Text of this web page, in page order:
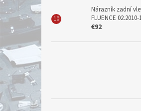
Nárazník zadní
FLUENCE 02.2010-
€92